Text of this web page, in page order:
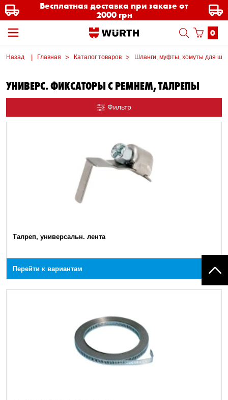
Бесплатная доставка при заказе от
2000 грн
0
Назад Главная Каталог товаров Шланги, муфты, хомуты для
УНИВЕРС. ФИКСАТОРЫ С РЕМНЕМ, ТАЛРЕПЫ
Фильтр
Талреп, универсальн. лента
Перейти к вариантам